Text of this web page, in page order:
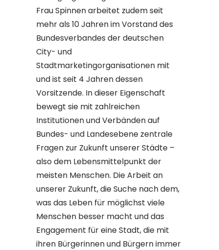
Frau Spinnen arbeitet zudem seit
mehr als 10 Jahren im Vorstand des
Bundesverbandes der deutschen
City- und
Stadtmarketingorganisationen mit
und ist seit 4 Jahren dessen
Vorsitzende. In dieser Eigenschaft
bewegt sie mit zahlreichen
Institutionen und Verbänden auf
Bundes- und Landesebene zentrale
Fragen zur Zukunft unserer Städte –
also dem Lebensmittelpunkt der
meisten Menschen. Die Arbeit an
unserer Zukunft, die Suche nach dem,
was das Leben für möglichst viele
Menschen besser macht und das
Engagement für eine Stadt, die mit
ihren Bürgerinnen und Bürgern immer